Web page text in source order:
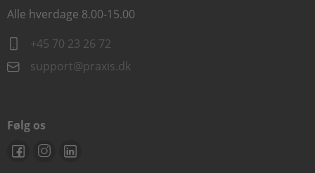
Alle hverdage 8.00-15.00
+45 70 23 26 72
support@praxis.dk
Følg os